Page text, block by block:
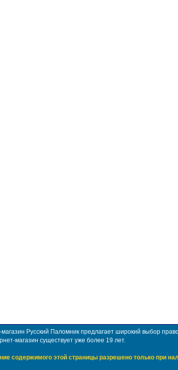
Русский Паломник предлагает широкий выбор
магазин существует уже более 19 лет.
содержимого этой страницы разрешено только при